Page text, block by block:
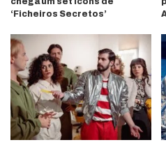
‘Ficheiros Secretos’